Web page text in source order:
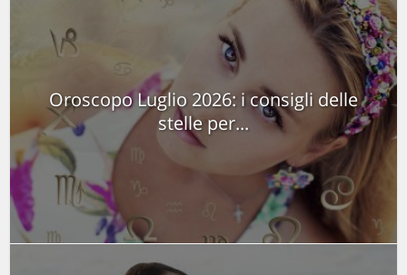
Oroscopo Luglio 2026: i consigli delle
stelle per...